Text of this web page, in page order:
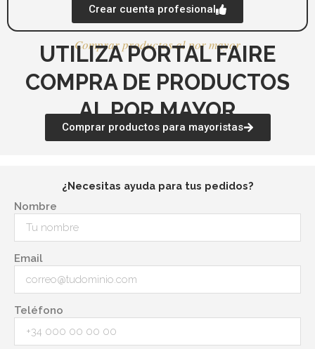
Crear cuenta profesional
Comprar productos al por mayor
UTILIZA PORTAL FAIRE
COMPRA DE PRODUCTOS
AL POR MAYOR
Comprar productos para mayoristas
¿Necesitas ayuda para tus pedidos?
Nombre
Email
Teléfono